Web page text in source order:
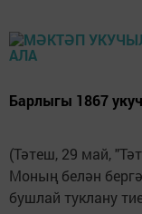
Барлыгы 1867
(Тәтеш, 29 май,
Моның белән
бушлай туклану